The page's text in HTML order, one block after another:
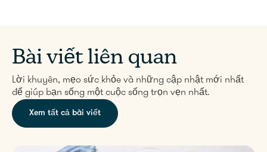
Bài viết liên quan
Lời khuyên, mẹo sức khỏe và những cập nhật mới nhất
để giúp bạn sống một cuộc sống trọn vẹn nhất.
Xem tất cả bài viết